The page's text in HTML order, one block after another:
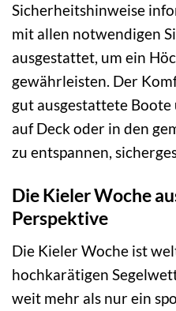
Sicherheitshinweise
mit allen notwendigen
ausgestattet, um ein
gewährleisten. Der
gut ausgestattete
auf Deck oder in den
zu entspannen,
Die Kieler Woche
Perspektive
Die Kieler Woche ist
hochkarätigen
weit mehr als nur ein